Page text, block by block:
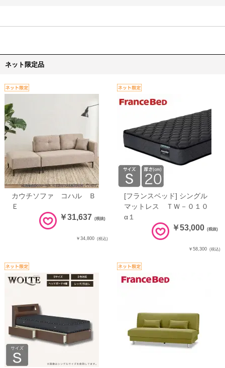
ネット限定品
カウチソファ コハル Ｂ
Ｅ
￥31,637 (税抜)
￥34,800 (税込)
[フランスベッド] シングル
マットレス ＴＷ－０１０
α１
￥53,000 (税抜)
￥58,300 (税込)